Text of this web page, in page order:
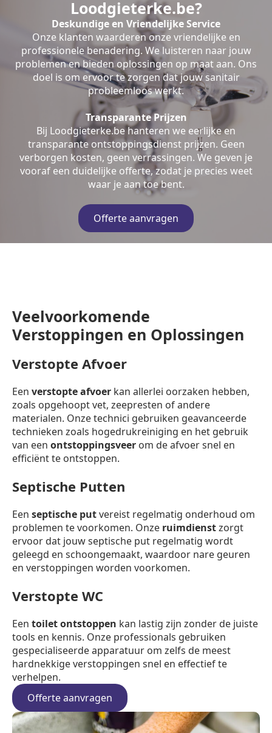
Loodgieterke.be?
Deskundige en Vriendelijke Service
Onze klanten waarderen onze vriendelijke en
professionele benadering. We luisteren naar jouw
problemen en bieden oplossingen op maat aan. Ons
doel is om ervoor te zorgen dat jouw sanitair
probleemloos werkt.
Transparante Prijzen
Bij Loodgieterke.be hanteren we eerlijke en
transparante ontstoppingsdienst prijzen. Geen
verborgen kosten, geen verrassingen. We geven je
vooraf een duidelijke offerte, zodat je precies weet
waar je aan toe bent.
Offerte aanvragen
Veelvoorkomende
Verstoppingen en Oplossingen
Verstopte Afvoer
Een verstopte afvoer kan allerlei oorzaken hebben,
zoals opgehoopt vet, zeepresten of andere
materialen. Onze technici gebruiken geavanceerde
technieken zoals hogedrukreiniging en het gebruik
van een ontstoppingsveer om de afvoer snel en
efficiënt te ontstoppen.
Septische Putten
Een septische putvereist regelmatig onderhoud om
problemen te voorkomen. Onze ruimdienstzorgt
ervoor dat jouw septische put regelmatig wordt
geleegd en schoongemaakt, waardoor nare geuren
en verstoppingen worden voorkomen.
Verstopte WC
Een toilet ontstoppen kan lastig zijn zonder de juiste
tools en kennis. Onze professionals gebruiken
gespecialiseerde apparatuur om zelfs de meest
hardnekkige verstoppingen snel en effectief te
verhelpen.
Offerte aanvragen